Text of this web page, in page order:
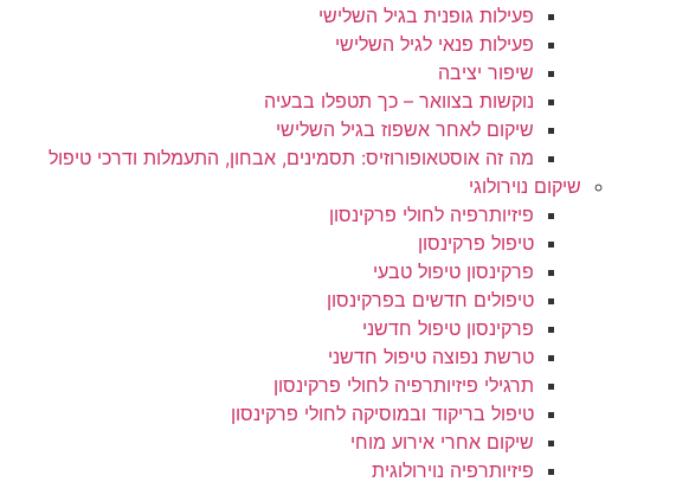
פעילות גופנית בגיל השלישי
פעילות פנאי לגיל השלישי
שיפור יציבה
נוקשות בצוואר – כך תטפלו בבעיה
שיקום לאחר אשפוז בגיל השלישי
מה זה אוסטאופורוזיס: תסמינים, אבחון, התעמלות ודרכי טיפול
שיקום נוירולוגי
פיזיותרפיה לחולי פרקינסון
טיפול פרקינסון
פרקינסון טיפול טבעי
טיפולים חדשים בפרקינסון
פרקינסון טיפול חדשני
טרשת נפוצה טיפול חדשני
תרגילי פיזיותרפיה לחולי פרקינסון
טיפול בריקוד ובמוסיקה לחולי פרקינסון
שיקום אחרי אירוע מוחי
פיזיותרפיה נוירולוגית